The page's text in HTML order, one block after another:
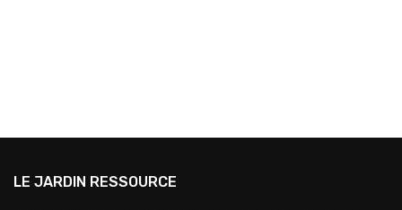
LE JARDIN RESSOURCE